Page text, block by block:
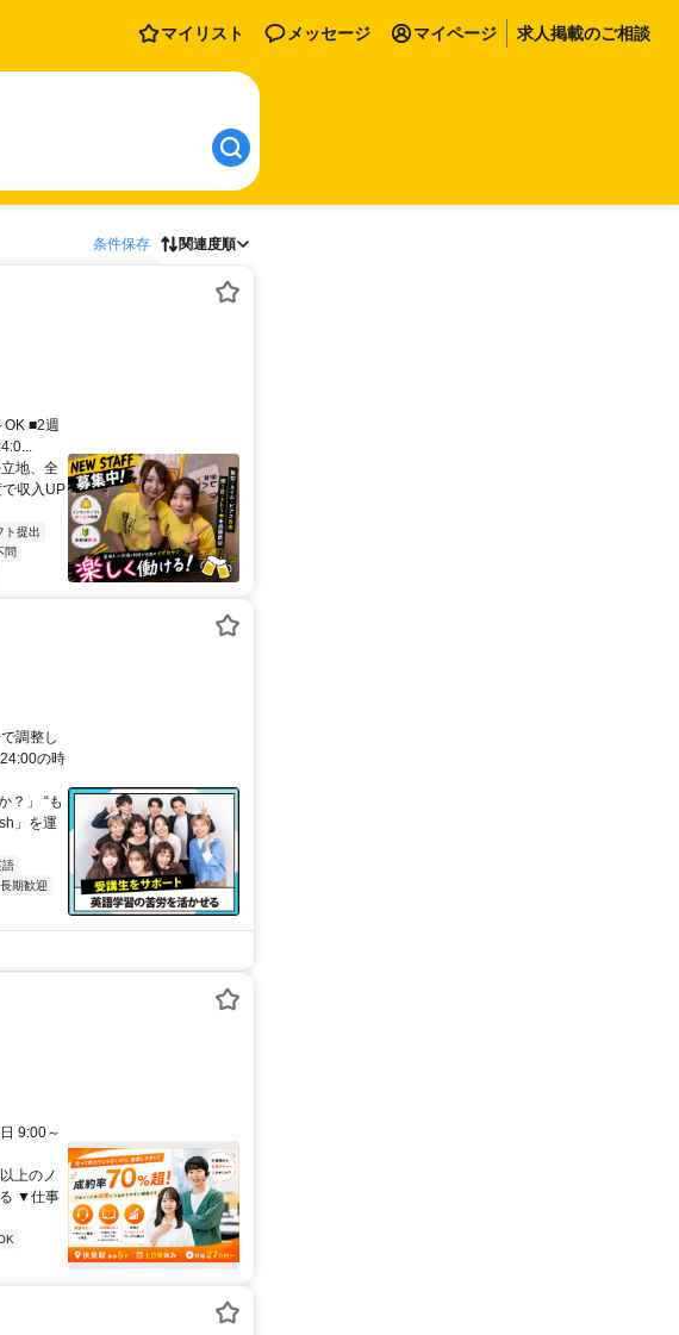
マイリスト メッセージ マイページ 求人掲載のご相談
条件保存 関連度順
■2週
地、全
収入UP
ト提出
問
調整し
の時
？」 “も
」を運
語
長期歓迎
9:00～
上のノ
る ▼仕事